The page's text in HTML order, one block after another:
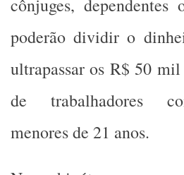
cônjuges, dependentes
poderão dividir o
ultrapassar os R$ 50
de trabalhadores
menores de 21 anos.